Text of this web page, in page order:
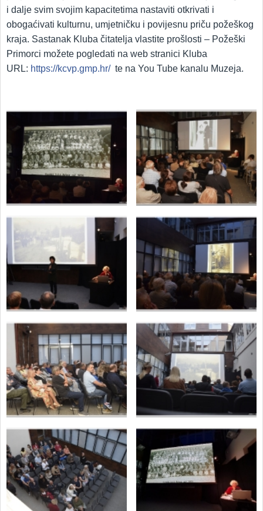
i dalje svim svojim kapacitetima nastaviti otkrivati i
obogaćivati kulturnu, umjetničku i povijesnu priču požeškog
kraja. Sastanak Kluba čitatelja vlastite prošlosti – Požeški
Primorci možete pogledati na web stranici Kluba
URL: https://kcvp.gmp.hr/te na You Tube kanalu Muzeja.